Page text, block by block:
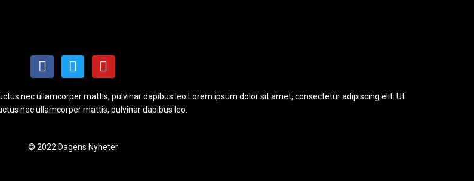
nec ullamcorper mattis, pulvinar dapibus leo.Lorem ipsum dolor sit amet, consectetur adipiscing elit. Ut
nec ullamcorper mattis, pulvinar dapibus leo.
© 2022 Dagens Nyheter